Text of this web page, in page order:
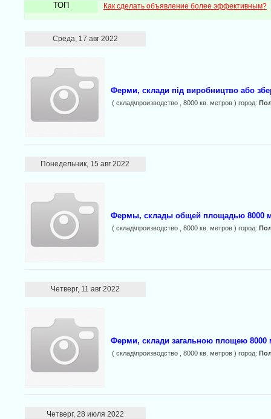
ТОП Как сделать объявление более эффективным?
Среда, 17 авг 2022
Ферми, склади під виробництво або
( склад\производство , 8000 кв. метров ) город:
Понедельник, 15 авг 2022
Фермы, склады общей площадью 8000
( склад\производство , 8000 кв. метров ) город:
Четверг, 11 авг 2022
Ферми, склади загальною площею 8000
( склад\производство , 8000 кв. метров ) город:
Четверг, 28 июля 2022